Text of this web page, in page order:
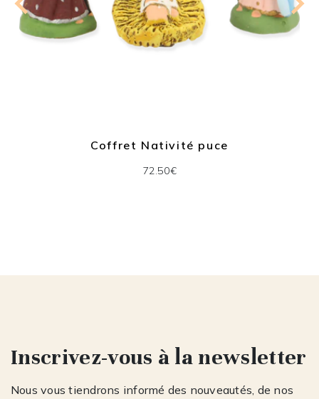
Coffret Nativité puce
72.50€
Inscrivez-vous à la newsletter
Nous vous tiendrons informé des nouveautés, de nos